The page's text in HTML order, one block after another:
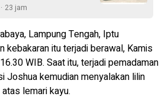
23 jam
Lampung Tengah, Iptu
kebakaran itu terjadi berawal, Kamis
WIB. Saat itu, terjadi pemadaman
Joshua kemudian menyalakan lilin
lemari kayu.